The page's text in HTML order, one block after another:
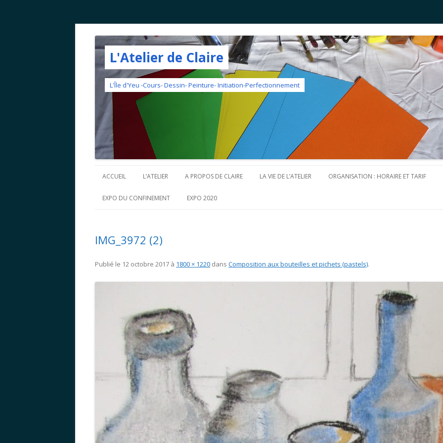
L'Atelier de Claire
L'Île d'Yeu -Cours- Dessin- Peinture- Initiation-Perfectionnement
ACCUEIL L’ATELIER A PROPOS DE CLAIRE LA VIE DE L’ATELIER ORGANISATION : HORAIRE ET TARIF
EXPO DU CONFINEMENT EXPO 2020
IMG_3972 (2)
Publié le 12 octobre 2017 à 1800 × 1220 dans Composition aux bouteilles et pichets (pastels).